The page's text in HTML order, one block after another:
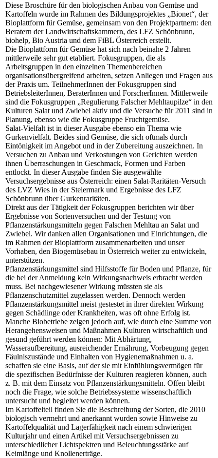
Diese Broschüre für den biologischen Anbau von Gemüse und
Kartoffeln wurde im Rahmen des Bildungsprojektes „Bionet“, der
Bioplattform für Gemüse, gemeinsam von den Projektpartnern: den
Beratern der Landwirtschaftskammern, des LFZ Schönbrunn,
biohelp, Bio Austria und dem FiBL Österreich erstellt.
Die Bioplattform für Gemüse hat sich nach beinahe 2 Jahren
mittlerweile sehr gut etabliert. Fokusgruppen, die als
Arbeitsgruppen in den einzelnen Themenbereichen
organisationsübergreifend arbeiten, setzen Anliegen und Fragen aus
der Praxis um. TeilnehmerInnen der Fokusgruppen sind
BetriebsleiterInnen, BeraterInnen und ForscherInnen. Mittlerweile
sind die Fokusgruppen „Regulierung Falscher Mehltaupilze“ in den
Kulturen Salat und Zwiebel aktiv und die Versuche für 2011 sind in
Planung, ebenso wie die Fokusgruppe Fruchtgemüse.
Salat-Vielfalt ist in dieser Ausgabe ebenso ein Thema wie
Gurkenvielfalt. Beides sind Gemüse, die sich oftmals durch
Eintönigkeit im Angebot und in der Zubereitung auszeichnen. In
Versuchen zu Anbau und Verkostungen von Gerichten werden
ihnen Überraschungen in Geschmack, Formen und Farben
entlockt. In dieser Ausgabe finden Sie ausgewählte
Versuchsergebnisse aus Österreich: einen Salat-Raritäten-Versuch
des LVZ Wies in der Steiermark und Ergebnisse des LFZ
Schönbrunn über Gurkenraritäten.
Direkt aus der Tätigkeit der Fokusgruppen berichten wir über
Ergebnisse von Sortenversuchen und der Testung von
Pflanzenstärkungsmitteln gegen Falschen Mehltau an Salat und
Zwiebel. Wir danken allen Organisationen und Einrichtungen, die
im Rahmen der Bioplattform zusammenarbeiten und unser
Vorhaben, den Biogemüsebau in Österreich weiter zu entwickeln,
unterstützen.
Pflanzenstärkungsmittel sind Hilfsstoffe für Boden und Pflanze, für
die bei der Anmeldung kein Wirkungsnachweis erbracht werden
muss. Bei nachgewiesener Wirkung müssten sie als
Pflanzenschutzmittel zugelassen werden. Dennoch werden
Pflanzenstärkungsmittel meist gestestet in ihrer direkten Wirkung
gegen Schädlinge oder Krankheiten, was oft ohne Erfolg ist.
Manche Biobetriebe zeigen jedoch auf, wie durch eine Summe von
Herangehensweisen und Maßnahmen Kulturen wirtschaftlich und
gesund geführt werden können: Mit Abhärtung,
Wasseraufbereitung, ausreichender Ernährung, Vorbeugung gegen
Fäulniszustände und Einhalten von Hygienemaßnahmen u. a.
schaffen sie eine Basis, auf der sie mit Einfühlungsvermögen für
die spezifischen Bedürfnisse der Kulturen reagieren können, auch
z. B. mit dem Einsatz von Pflanzenstärkungsmitteln. Offen bleibt
noch die Frage, wie solche Betriebssysteme wissenschaftlich
untersucht und begleitet werden können.
Im Kartoffelteil finden Sie die Beschreibung der Sorten, die 2010
biologisch vermehrt und anerkannt wurden sowie Hinweise zu
Kartoffelqualität und Lagerfähigkeit nach einem schwierigen
Kulturjahr und einen Artikel mit Versuchsergebnissen zu
unterschiedlicher Lichtspektren und Beleuchtungsstärke auf
Keimlänge und Knollenerträge.